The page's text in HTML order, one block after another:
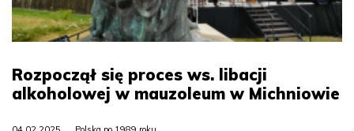
Rozpoczął się proces ws. libacji
alkoholowej w mauzoleum w Michniowie